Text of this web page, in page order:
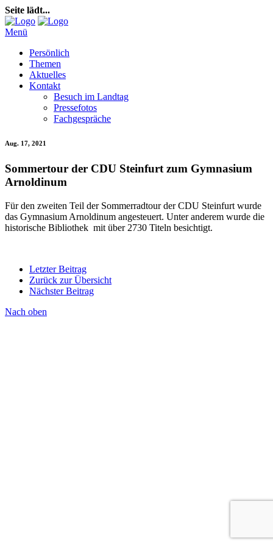
Seite lädt...
Menü
Persönlich
Themen
Aktuelles
Kontakt
Besuch im Landtag
Pressefotos
Fachgespräche
Aug. 17, 2021
Sommertour der CDU Steinfurt zum Gymnasium
Arnoldinum
Für den zweiten Teil der Sommerradtour derCDU Steinfurt wurde
das Gymnasium Arnoldinum angesteuert. Unter anderem wurde die
historische Bibliothek mit über 2730 Titeln besichtigt.
Letzter Beitrag
Zurück zur Übersicht
Nächster Beitrag
Nach oben